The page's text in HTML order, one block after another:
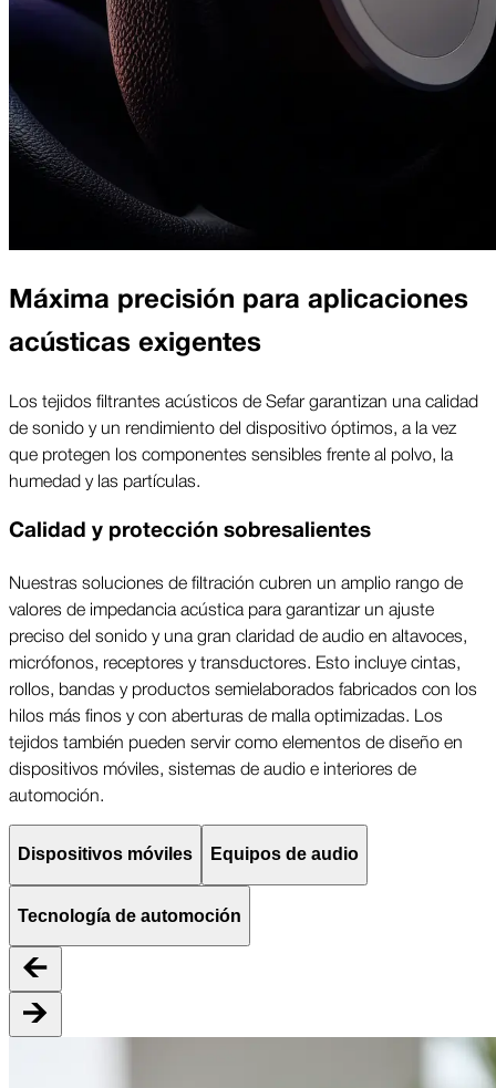
Máxima precisión para aplicaciones
acústicas exigentes
Los tejidos filtrantes acústicos de Sefar garantizan una calidad
de sonido y un rendimiento del dispositivo óptimos, a la vez
que protegen los componentes sensibles frente al polvo, la
humedad y las partículas.
Calidad y protección sobresalientes
Nuestras soluciones de filtración cubren un amplio rango de
valores de impedancia acústica para garantizar un ajuste
preciso del sonido y una gran claridad de audio en altavoces,
micrófonos, receptores y transductores. Esto incluye cintas,
rollos, bandas y productos semielaborados fabricados con los
hilos más finos y con aberturas de malla optimizadas. Los
tejidos también pueden servir como elementos de diseño en
dispositivos móviles, sistemas de audio e interiores de
automoción.
Dispositivos móviles Equipos de audio
Tecnología de automoción